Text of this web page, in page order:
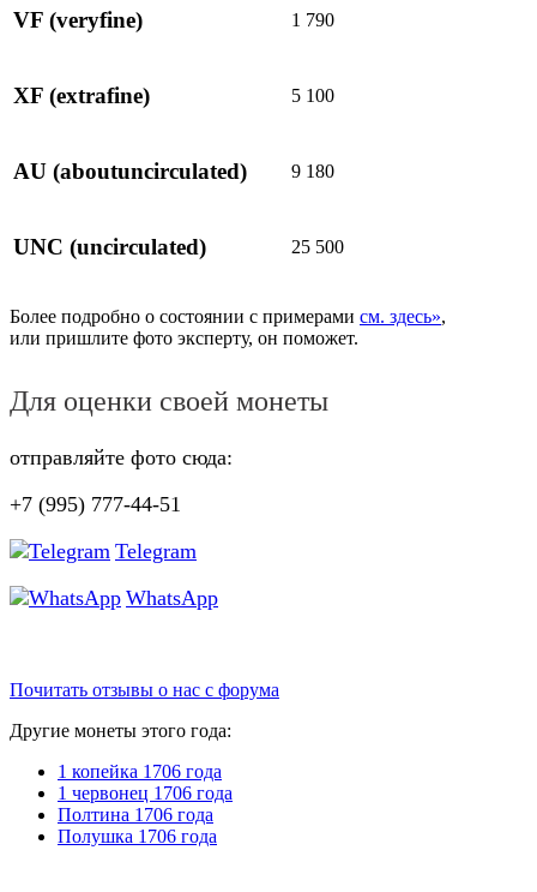
VF (veryfine) 1 790
XF (extrafine) 5 100
AU (aboutuncirculated) 9 180
UNC (uncirculated) 25 500
Более подробно о состоянии с примерами см. здесь»,
или пришлите фото эксперту, он поможет.
Для оценки своей монеты
отправляйте фото сюда:
+7 (995) 777-44-51
Telegram
WhatsApp
Почитать отзывы о нас с форума
Другие монеты этого года:
1 копейка 1706 года
1 червонец 1706 года
Полтина 1706 года
Полушка 1706 года